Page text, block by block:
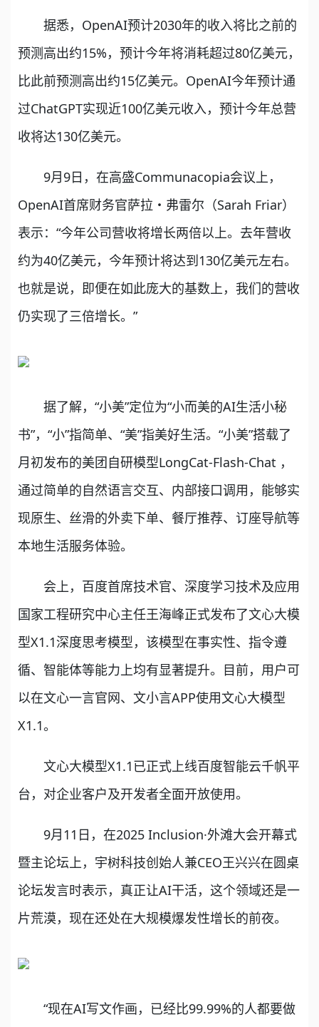
据悉，OpenAI预计2030年的收入将比之前的
预测高出约15%，预计今年将消耗超过80亿美元，
比此前预测高出约15亿美元。OpenAI今年预计通
过ChatGPT实现近100亿美元收入，预计今年总营
收将达130亿美元。
9月9日，在高盛Communacopia会议上，
OpenAI首席财务官萨拉・弗雷尔（Sarah Friar）
表示：“今年公司营收将增长两倍以上。去年营收
约为40亿美元，今年预计将达到130亿美元左右。
也就是说，即便在如此庞大的基数上，我们的营收
仍实现了三倍增长。”
据了解，“小美”定位为“小而美的AI生活小秘
书”，“小”指简单、“美”指美好生活。“小美”搭载了
月初发布的美团自研模型LongCat-Flash-Chat ，
通过简单的自然语言交互、内部接口调用，能够实
现原生、丝滑的外卖下单、餐厅推荐、订座导航等
本地生活服务体验。
会上，百度首席技术官、深度学习技术及应用
国家工程研究中心主任王海峰正式发布了文心大模
型X1.1深度思考模型，该模型在事实性、指令遵
循、智能体等能力上均有显著提升。目前，用户可
以在文心一言官网、文小言APP使用文心大模型
X1.1。
文心大模型X1.1已正式上线百度智能云千帆平
台，对企业客户及开发者全面开放使用。
9月11日，在2025 Inclusion·外滩大会开幕式
暨主论坛上，宇树科技创始人兼CEO王兴兴在圆桌
论坛发言时表示，真正让AI干活，这个领域还是一
片荒漠，现在还处在大规模爆发性增长的前夜。
“现在AI写文作画，已经比99.99%的人都要做